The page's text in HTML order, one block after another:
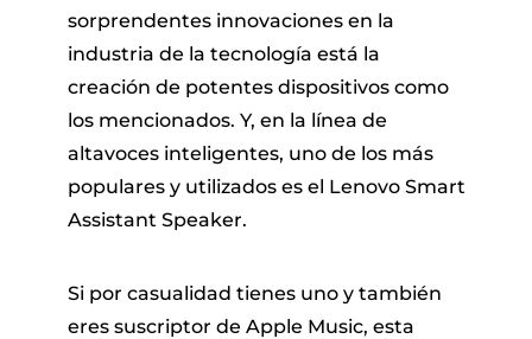
sorprendentes innovaciones en la
industria de la tecnología está la
creación de potentes dispositivos como
los mencionados. Y, en la línea de
altavoces inteligentes, uno de los más
populares y utilizados es el Lenovo Smart
Assistant Speaker.
Si por casualidad tienes uno y también
eres suscriptor de Apple Music, esta